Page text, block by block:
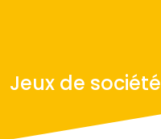
Jeux de société